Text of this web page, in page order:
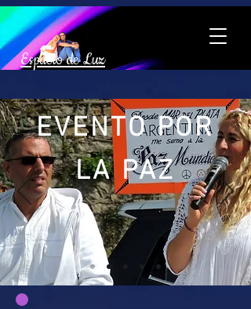
Espacio de Luz
EVENTO POR
LA PAZ